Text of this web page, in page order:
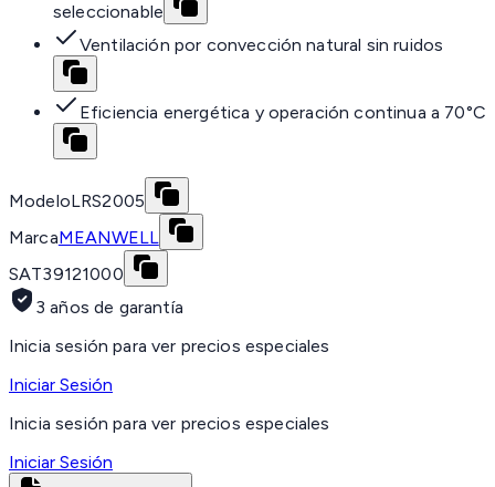
seleccionable
Ventilación por convección natural sin ruidos
Eficiencia energética y operación continua a 70°C
ModeloLRS2005
MarcaMEANWELL
SAT39121000
3 años de garantía
Inicia sesión para ver precios especiales
Iniciar Sesión
Inicia sesión para ver precios especiales
Iniciar Sesión